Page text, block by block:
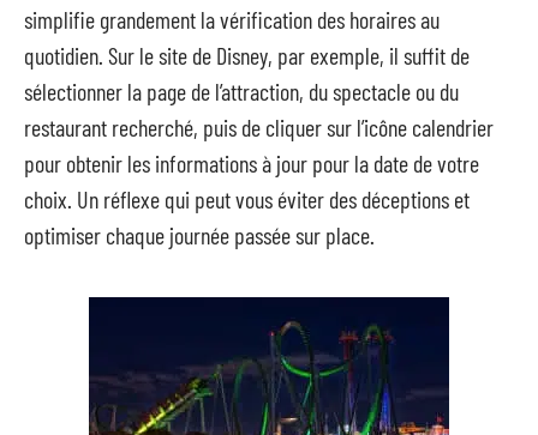
simplifie grandement la vérification des horaires au
quotidien. Sur le site de Disney, par exemple, il suffit de
sélectionner la page de l’attraction, du spectacle ou du
restaurant recherché, puis de cliquer sur l’icône calendrier
pour obtenir les informations à jour pour la date de votre
choix. Un réflexe qui peut vous éviter des déceptions et
optimiser chaque journée passée sur place.